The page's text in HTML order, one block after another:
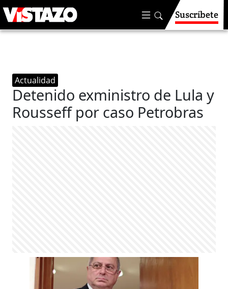
Suscríbete
Actualidad
Detenido exministro de Lula y
Rousseff por caso Petrobras